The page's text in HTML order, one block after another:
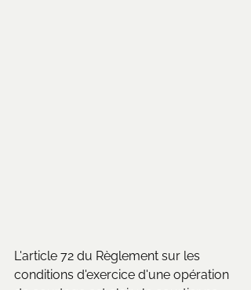
L'article 72 du Règlement sur les
conditions d'exercice d'une opération